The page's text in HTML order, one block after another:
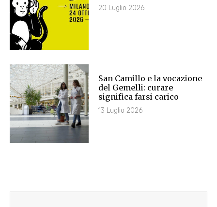
20 Luglio 2026
San Camillo e la vocazione
del Gemelli: curare
significa farsi carico
13 Luglio 2026